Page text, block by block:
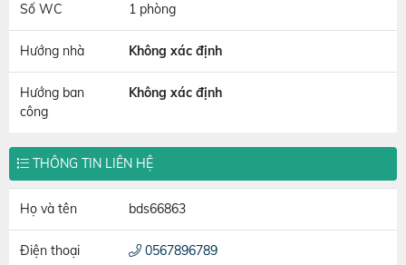
Số WC 1 phòng
Hướng nhà Không xác định
Hướng ban
công
Không xác định
THÔNG TIN LIÊN HỆ
Họ và tên bds66863
Điện thoại 0567896789